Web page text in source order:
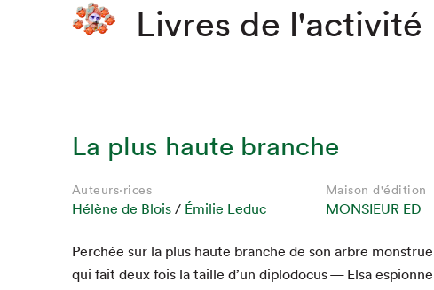
Livres de l'activité
La plus haute branche
Auteurs·rices
Hélène de Blois/ Émilie Leduc
Maison d'édition
MONSIEUR ED
Per­chée sur la plus haute branche de son arbre
qui fait deux fois la taille d’un diplodocus — Elsa